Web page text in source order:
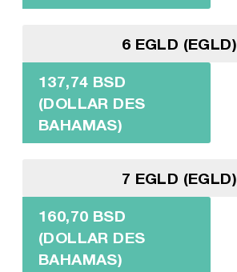
6 EGLD (EGLD)
137,74 BSD
(DOLLAR DES
BAHAMAS)
7 EGLD (EGLD)
160,70 BSD
(DOLLAR DES
BAHAMAS)